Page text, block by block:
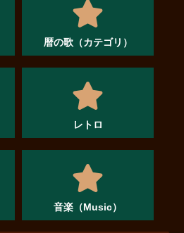
暦の歌（カテゴリ）
レトロ
音楽（Music）